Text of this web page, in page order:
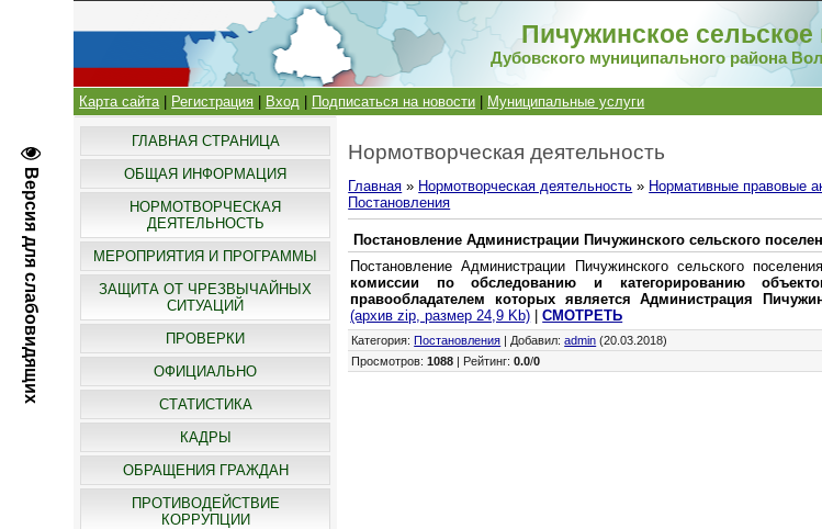
Версия для слабовидящих
Пичужинское сельское
Дубовского муниципального района
Карта сайта| Регистрация Вход Подписаться на новости Муниципальные услуги
ГЛАВНАЯ СТРАНИЦА
ОБЩАЯ ИНФОРМАЦИЯ
НОРМОТВОРЧЕСКАЯ
ДЕЯТЕЛЬНОСТЬ
МЕРОПРИЯТИЯ И ПРОГРАММЫ
ЗАЩИТА ОТ ЧРЕЗВЫЧАЙНЫХ
СИТУАЦИЙ
ПРОВЕРКИ
ОФИЦИАЛЬНО
СТАТИСТИКА
КАДРЫ
ОБРАЩЕНИЯ ГРАЖДАН
ПРОТИВОДЕЙСТВИЕ
КОРРУПЦИИ
Нормотворческая деятельность
Главная » Нормотворческая деятельность » Нормативные правовые
Постановления
Постановление Администрации Пичужинского сельского
Постановление Администрации Пичужинского сельского
комиссии по обследованию и категорированию
правообладателем которых является Администрация
(архив zip, размер 24,9 Kb)
СМОТРЕТЬ
Категория: Постановления Добавил:admin (20.03.2018)
Просмотров:1088 Рейтинг:0.0/0